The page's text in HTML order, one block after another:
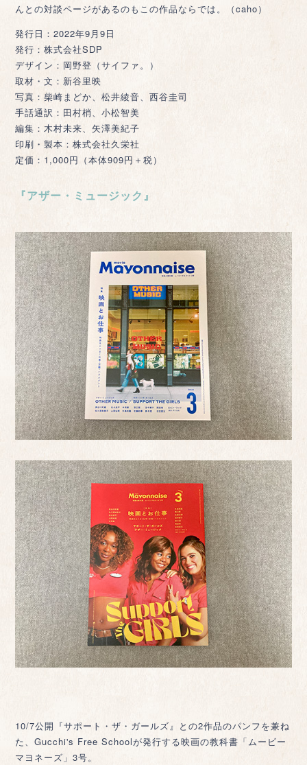
んとの対談ページがあるのもこの作品ならでは。（caho）
発行日：2022年9月9日
発行：株式会社SDP
デザイン：岡野登（サイファ。）
取材・文：新谷里映
写真：柴崎まどか、松井綾音、西谷圭司
手話通訳：田村梢、小松智美
編集：木村未来、矢澤美紀子
印刷・製本：株式会社久栄社
定価：1,000円（本体909円＋税）
『アザー・ミュージック』
10/7公開『サポート・ザ・ガールズ』との2作品のパンフを兼ね
た、Gucchi's Free Schoolが発行する映画の教科書「ムービー
マヨネーズ」3号。